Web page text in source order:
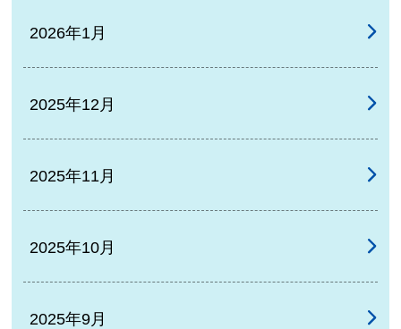
2026年1月
2025年12月
2025年11月
2025年10月
2025年9月